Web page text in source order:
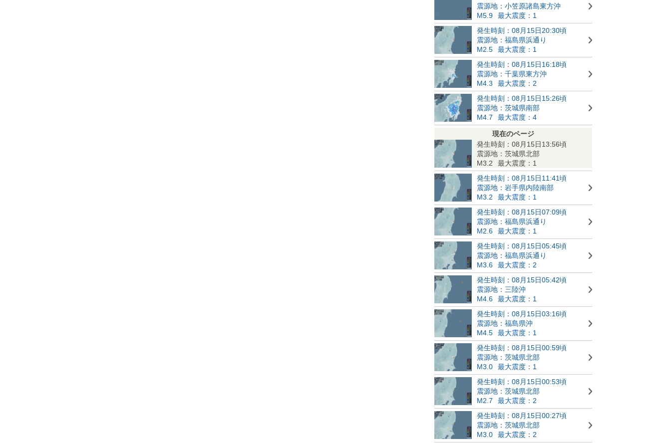
震源地：小笠原諸島東方沖
M5.9
最大震度：1
発生時刻：08月15日20:30頃
震源地：福島県浜通り
M2.5
最大震度：1
発生時刻：08月15日16:18頃
震源地：千葉県東方沖
M4.3
最大震度：2
発生時刻：08月15日15:26頃
震源地：茨城県南部
M4.7
最大震度：4
現在のページ
発生時刻：08月15日13:56頃
震源地：茨城県北部
M3.2
最大震度：1
発生時刻：08月15日11:41頃
震源地：岩手県内陸南部
M3.2
最大震度：1
発生時刻：08月15日07:09頃
震源地：福島県浜通り
M2.6
最大震度：1
発生時刻：08月15日05:45頃
震源地：福島県浜通り
M3.6
最大震度：2
発生時刻：08月15日05:42頃
震源地：三陸沖
M4.6
最大震度：1
発生時刻：08月15日03:16頃
震源地：福島県沖
M4.5
最大震度：1
発生時刻：08月15日00:59頃
震源地：茨城県北部
M3.0
最大震度：1
発生時刻：08月15日00:53頃
震源地：茨城県北部
M2.7
最大震度：2
発生時刻：08月15日00:27頃
震源地：茨城県北部
M3.0
最大震度：2